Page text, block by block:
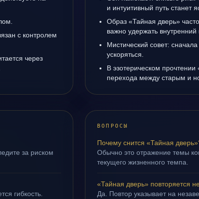
с контролем
через
и интуитивный путь станет
Образ «Тайная дверь»
важно удержать внутренний
Мистический совет:
ускоряться.
В эзотерическом
перехода между старым и
за риском
гибкость.
ВОПРОСЫ
Почему снится «Тайная
Обычно это отражение темы
текущего жизненного темпа.
«Тайная дверь» повторяется
Да. Повтор указывает на